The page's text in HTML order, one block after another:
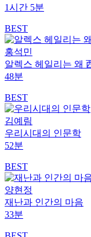
1시간 5분
BEST
홍석민
알렉스 헤일리는 왜
48분
BEST
김예림
우리시대의 인문학
52분
BEST
양현정
재난과 인간의 마음
33분